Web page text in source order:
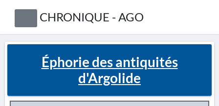
CHRONIQUE - AGO
Éphorie des antiquités
d'Argolide